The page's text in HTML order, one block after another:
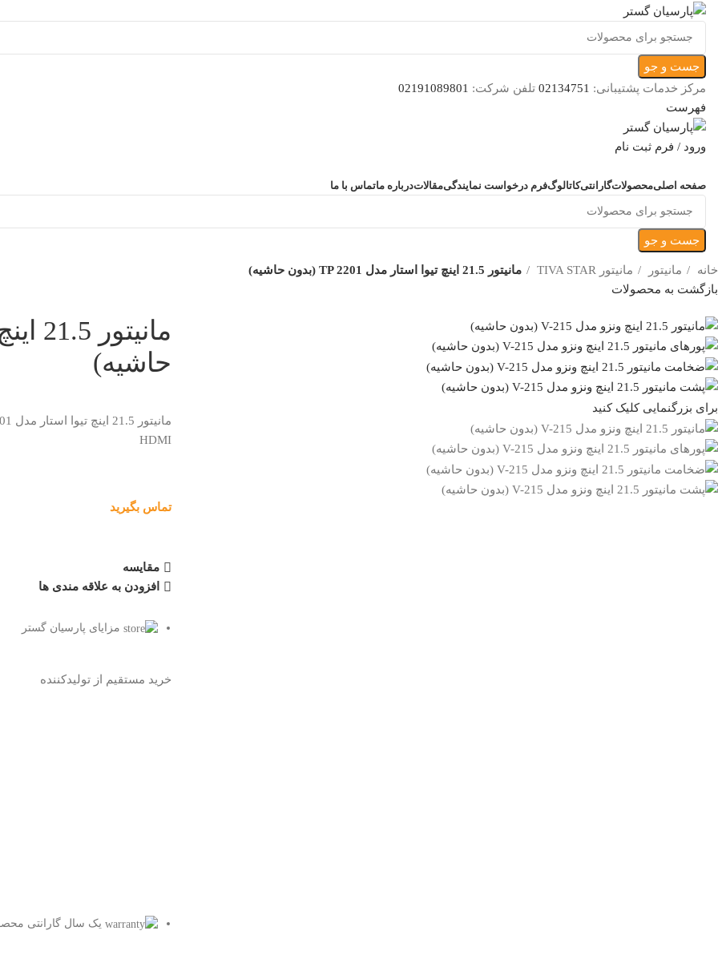
جست و جو
مرکز خدمات پشتیبانی: 02134751 تلفن شرکت: 02191089801
فهرست
ورود / فرم ثبت نام
صفحه اصلیمحصولاتگارانتیکاتالوگفرم درخواست نمایندگیمقالاتدرباره ماتماس با ما
جست و جو
خانه مانیتور مانیتور TIVA STAR
مانیتور 21.5 اینچ تیوا استار مدل TP 2201 (بدون حاشیه)
بازگشت به محصولات
برای بزرگنمایی کلیک کنید
حاشیه)
HDMI
تماس بگیرید
مقایسه
افزودن به علاقه مندی ها
مزایای پارسیان گستر
خرید مستقیم از تولیدکننده
یک سال گارانتی